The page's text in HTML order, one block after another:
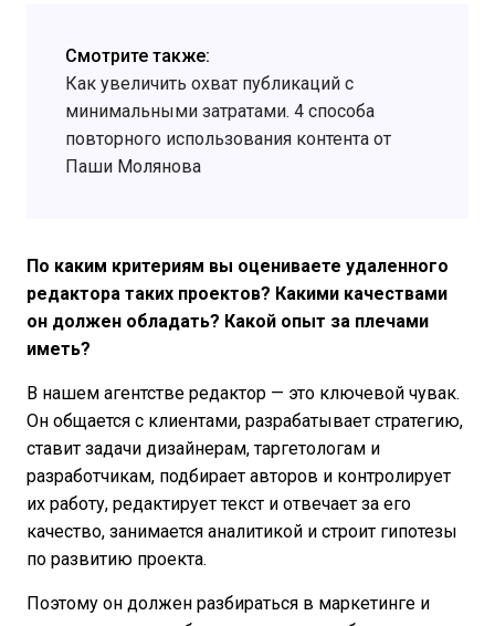
Смотрите также:
Как увеличить охват публикаций с
минимальными затратами. 4 способа
повторного использования контента от
Паши Молянова
По каким критериям вы оцениваете удаленного
редактора таких проектов? Какими качествами
он должен обладать? Какой опыт за плечами
иметь?
В нашем агентстве редактор — это ключевой чувак.
Он общается с клиентами, разрабатывает стратегию,
ставит задачи дизайнерам, таргетологам и
разработчикам, подбирает авторов и контролирует
их работу, редактирует текст и отвечает за его
качество, занимается аналитикой и строит гипотезы
по развитию проекта.
Поэтому он должен разбираться в маркетинге и